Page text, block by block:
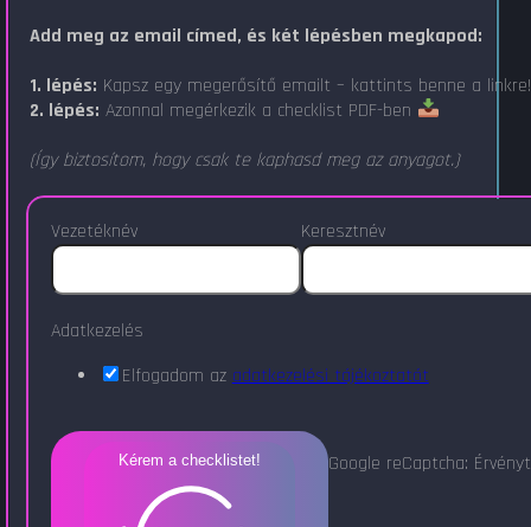
Add meg az email címed, és két lépésben megkapod:
1. lépés: Kapsz egy megerősítő emailt – kattints benne a linkre!
2. lépés: Azonnal megérkezik a checklist PDF-ben
(Így biztosítom, hogy csak te kaphasd meg az anyagot.)
Vezetéknév Keresztnév
Adatkezelés
Elfogadom azadatkezelési tájékoztatót
Kérem a checklistet! Google reCaptcha: